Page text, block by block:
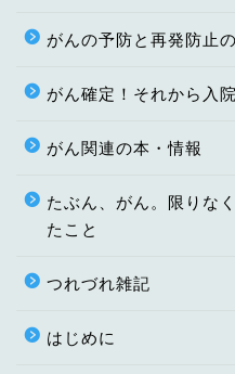
がんの予防と再発防止
がん確定！それから入
がん関連の本・情報
たぶん、がん。限りな
たこと
つれづれ雑記
はじめに